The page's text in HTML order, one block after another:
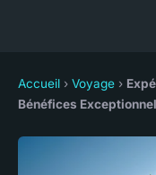
Accueil › Voyage ›
Bénéfices